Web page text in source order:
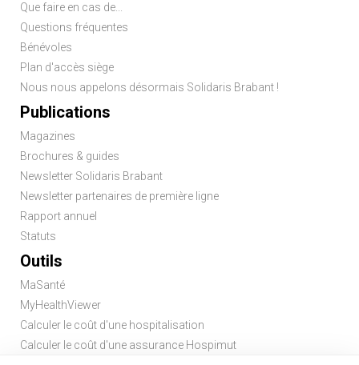
Que faire en cas de...
Questions fréquentes
Bénévoles
Plan d'accès siège
Nous nous appelons désormais Solidaris Brabant !
Publications
Magazines
Brochures & guides
Newsletter Solidaris Brabant
Newsletter partenaires de première ligne
Rapport annuel
Statuts
Outils
MaSanté
MyHealthViewer
Calculer le coût d'une hospitalisation
Calculer le coût d'une assurance Hospimut